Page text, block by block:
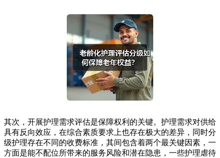
其次，开展护理需求评估是保障权利的关键。护理需求对供给
具有反向效应，在综合素质要求上也存在极大的差异，同时分
级护理存在不同的收费标准，其间包含着两个最关键因素，一
方面是能不配位所带来的服务风险和潜在隐患，一些护理虐待